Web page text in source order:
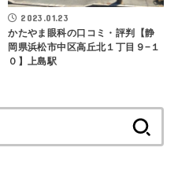
2023.01.23
かたやま眼科の口コミ・評判【静
岡県浜松市中区高丘北１丁目９−１
０】上島駅
索: